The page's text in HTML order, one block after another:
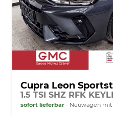
Cupra Leon
1.5 TSI SHZ RFK
sofort lieferbar Neuwagen mit